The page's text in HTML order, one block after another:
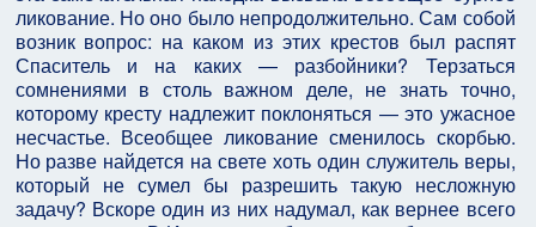
ликование. Но оно было непродолжительно. Сам со­бой
возник вопрос: на каком из этих крестов был распят
Спаситель и на каких — разбойники? Терзаться
сомнениями в столь важном деле, не знать точно,
которому кресту надлежит поклоняться — это ужасное
несчастье. Всеобщее ликование сменилось скорбью.
Но разве найдется на свете хоть один служитель веры,
который не сумел бы разрешить такую несложную
задачу? Вскоре один из них надумал, как вернее всего